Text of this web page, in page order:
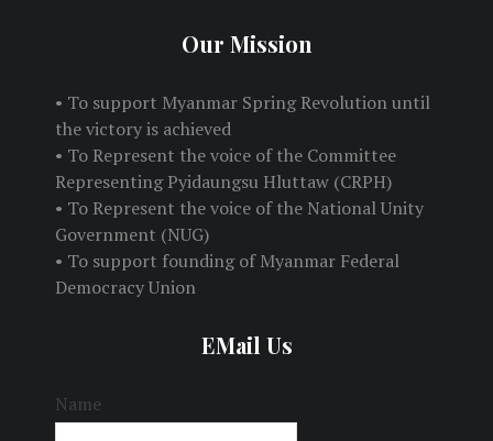
Our Mission
• To support Myanmar Spring Revolution until
the victory is achieved
• To Represent the voice of the Committee
Representing Pyidaungsu Hluttaw (CRPH)
• To Represent the voice of the National Unity
Government (NUG)
• To support founding of Myanmar Federal
Democracy Union
EMail Us
Name